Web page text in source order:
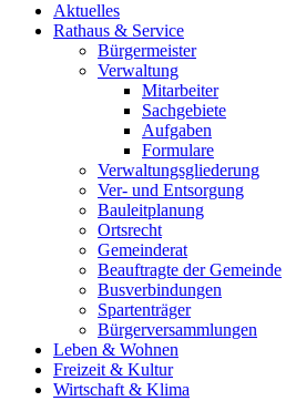
Aktuelles
Rathaus & Service
Bürgermeister
Verwaltung
Mitarbeiter
Sachgebiete
Aufgaben
Formulare
Verwaltungsgliederung
Ver- und Entsorgung
Bauleitplanung
Ortsrecht
Gemeinderat
Beauftragte der Gemeinde
Busverbindungen
Spartenträger
Bürgerversammlungen
Leben & Wohnen
Freizeit & Kultur
Wirtschaft & Klima